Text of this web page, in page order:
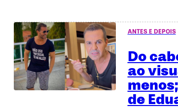
ANTES E DEPOIS
Do
ao
de